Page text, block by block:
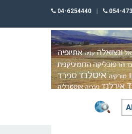
054-
04-6254440